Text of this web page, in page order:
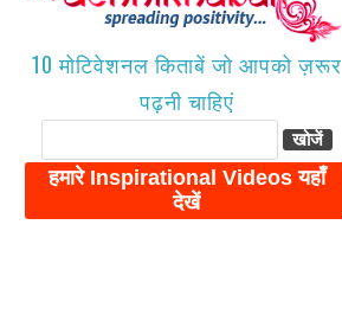
10 मोटिवेशनल किताबें जो आपको ज़रूर
पढ़नी चाहिएं